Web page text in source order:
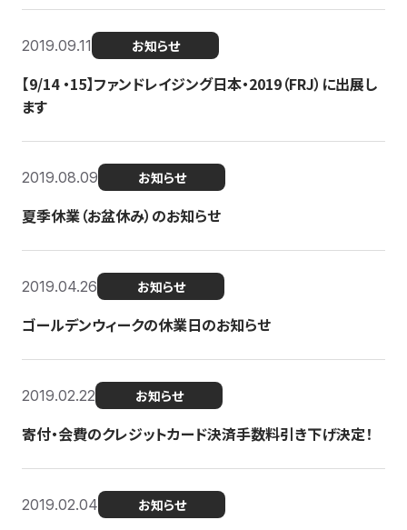
2019.09.11 お知らせ
【9/14 ・15】ファンドレイジング日本・2019（FRJ）に出展し
ます
2019.08.09 お知らせ
夏季休業（お盆休み）のお知らせ
2019.04.26 お知らせ
ゴールデンウィークの休業日のお知らせ
2019.02.22 お知らせ
寄付・会費のクレジットカード決済手数料引き下げ決定！
2019.02.04 お知らせ